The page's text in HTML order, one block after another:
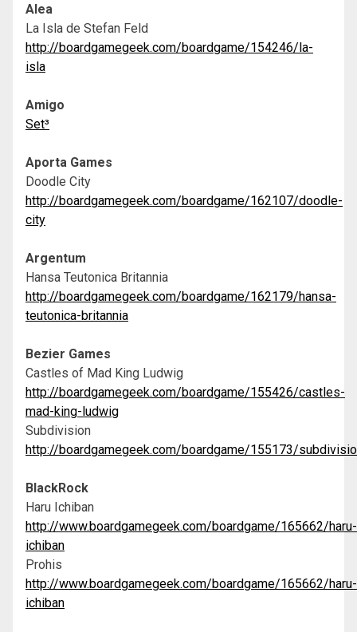
Alea
La Isla de Stefan Feld
http://boardgamegeek.com/boardgame/154246/la-
isla
Amigo
Set³
Aporta Games
Doodle City
http://boardgamegeek.com/boardgame/162107/doodle-
city
Argentum
Hansa Teutonica Britannia
http://boardgamegeek.com/boardgame/162179/hansa-
teutonica-britannia
Bezier Games
Castles of Mad King Ludwig
http://boardgamegeek.com/boardgame/155426/castles-
mad-king-ludwig
Subdivision
http://boardgamegeek.com/boardgame/155173/
BlackRock
Haru Ichiban
http://www.boardgamegeek.com/boardgame/165662/haru-
ichiban
Prohis
http://www.boardgamegeek.com/boardgame/165662/haru-
ichiban